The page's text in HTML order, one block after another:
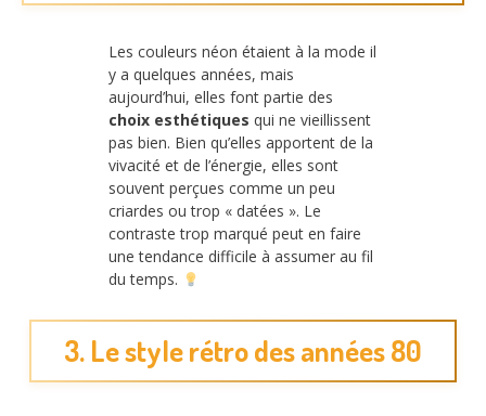
Les couleurs néon étaient à la mode il
y a quelques années, mais
aujourd’hui, elles font partie des
choix esthétiques qui ne vieillissent
pas bien. Bien qu’elles apportent de la
vivacité et de l’énergie, elles sont
souvent perçues comme un peu
criardes ou trop « datées ». Le
contraste trop marqué peut en faire
une tendance difficile à assumer au fil
du temps.
3. Le style rétro des années 80